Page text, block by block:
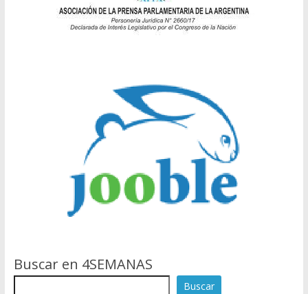
Buscar en 4SEMANAS
Buscar